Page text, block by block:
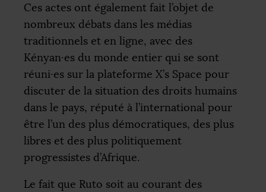
Ces actes ont également fait l’objet de
nombreux débats dans les médias
traditionnels et en ligne, avec des
Kényan·es du monde entier qui se sont
réuni·es sur la plateforme X’s Space pour
discuter de la situation des droits humains
dans le pays, réputé à l’international pour
être l’un des plus démocratiques, des plus
libres et des plus politiquement
progressistes d’Afrique.
Le fait que Ruto soit au courant des